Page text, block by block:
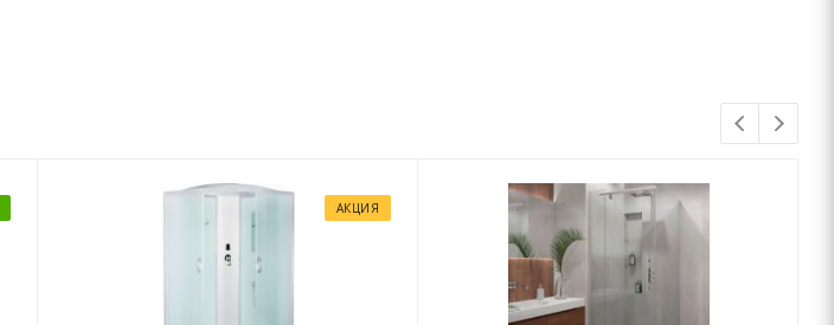
АКЦИЯ